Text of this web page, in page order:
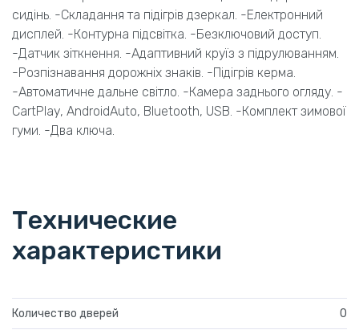
Технические
характеристики
Количество дверей 0
сидінь. -Складання та підігрів дзеркал. -Електронний
дисплей. -Контурна підсвітка. -Безключовий доступ.
-Датчик зіткнення. -Адаптивний круїз з підрулюванням.
-Розпізнавання дорожніх знаків. -Підігрів керма.
-Автоматичне дальне світло. -Камера заднього огляду. -
CartPlay, AndroidAuto, Bluetooth, USB. -Комплект зимової
гуми. -Два ключа.